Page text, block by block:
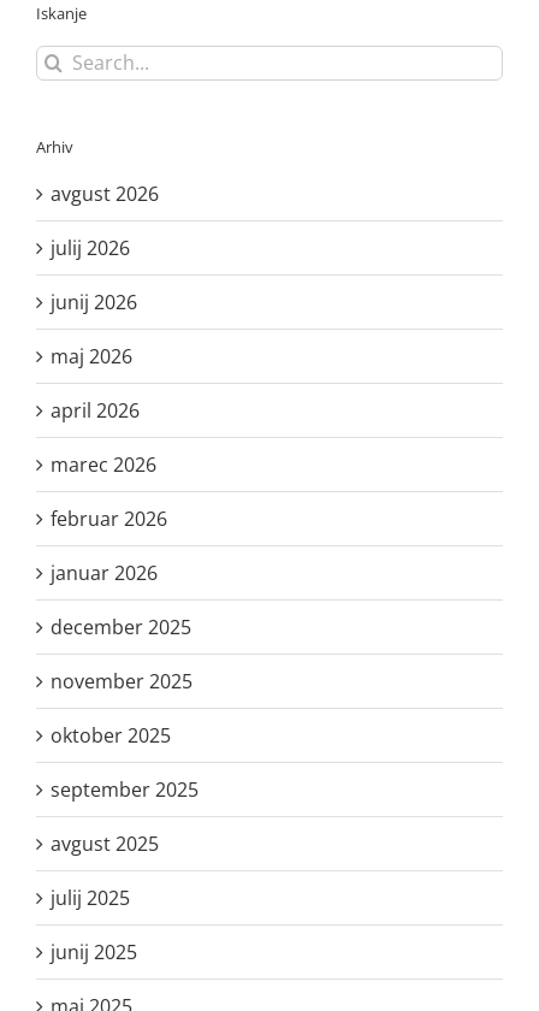
Iskanje
Search
for:
Arhiv
avgust 2026
julij 2026
junij 2026
maj 2026
april 2026
marec 2026
februar 2026
januar 2026
december 2025
november 2025
oktober 2025
september 2025
avgust 2025
julij 2025
junij 2025